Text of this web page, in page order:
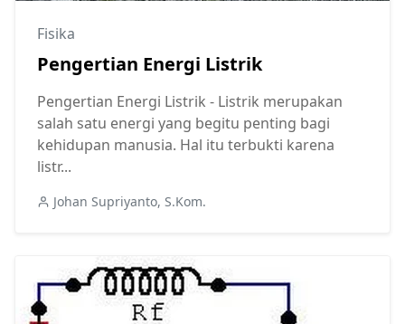
Fisika
Pengertian Energi Listrik
Pengertian Energi Listrik - Listrik merupakan
salah satu energi yang begitu penting bagi
kehidupan manusia. Hal itu terbukti karena
listr...
Johan Supriyanto, S.Kom.